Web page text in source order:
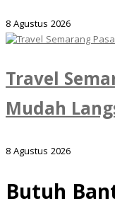
8 Agustus 2026
Travel
Mudah
8 Agustus 2026
Butuh